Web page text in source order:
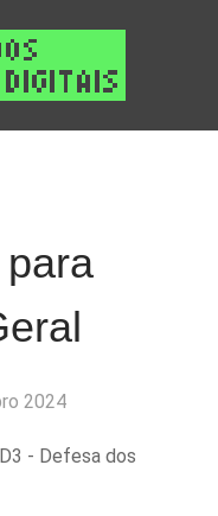
2024
- Defesa dos